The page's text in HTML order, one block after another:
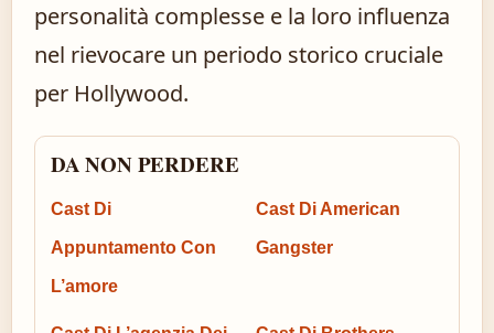
personalità complesse e la loro influenza
nel rievocare un periodo storico cruciale
per Hollywood.
DA NON PERDERE
Cast Di
Appuntamento Con
L’amore
Cast Di American
Gangster